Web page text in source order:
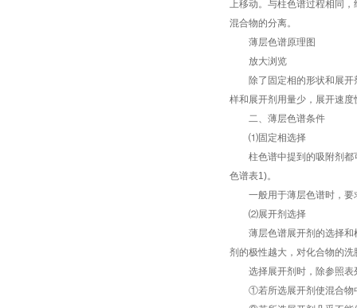
上移动。与柱色谱过程相同
混合物的分离。
薄层色谱原理图
放大浏览
除了固定相的形状和展开
样和展开剂用量少，展开速
二、薄层色谱条件
⑴固定相选择
柱色谱中提到的吸附剂都
色谱表1)。
一般用于薄层色谱时，要
⑵展开剂选择
薄层色谱展开剂的选择和
剂的极性越大，对化合物的洗
选择展开剂时，除参照表
①若所选展开剂使混合